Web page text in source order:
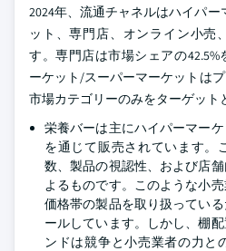
2024年、流通チャネルはハイパ
ット、専門店、オンライン小売
す。専門店は市場シェアの
ーケット/スーパーマーケットは
市場カテゴリーのみをターゲット
栄養バーは主にハイパーマー
を通じて販売されています。
数、製品の視認性、および店
よるものです。このような小
価格帯の製品を取り扱ってい
ールしています。しかし、棚
ンドは競争と小売業者の力と